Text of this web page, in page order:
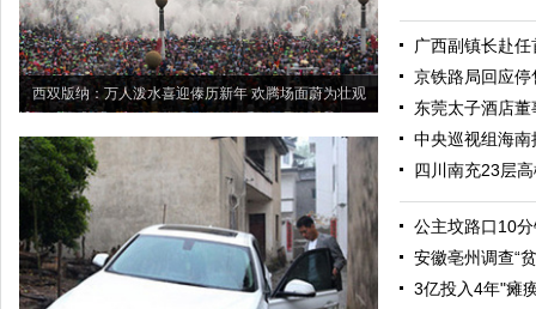
西双版纳：万人泼水喜迎傣历新年 欢腾场面蔚为壮观
广西副镇长赴
京铁路局回应
东莞太子酒店
中央巡视组海
四川南充23层
公主坟路口10
安徽亳州调查“
3亿投入4年"瘫